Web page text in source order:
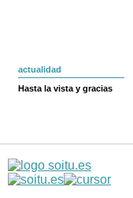
actualidad
Hasta la vista y gracias